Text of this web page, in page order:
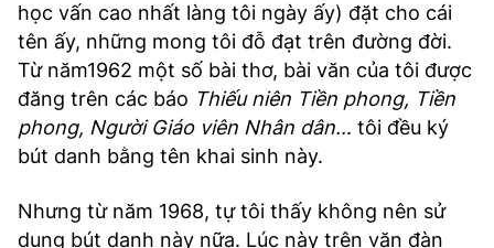
học vấn cao nhất làng tôi ngày ấy) đặt cho cái
tên ấy, những mong tôi đỗ đạt trên đường đời.
Từ năm1962 một số bài thơ, bài văn của tôi được
đăng trên các báo Thiếu niên Tiền phong, Tiền
phong, Người Giáo viên Nhân dân… tôi đều ký
bút danh bằng tên khai sinh này.
Nhưng từ năm 1968, tự tôi thấy không nên sử
dụng bút danh này nữa. Lúc này trên văn đàn